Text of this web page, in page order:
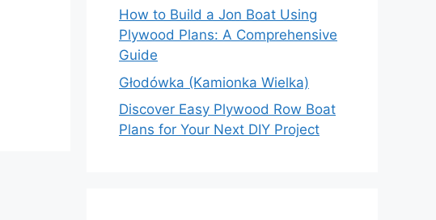
How to Build a Jon Boat Using
Plywood Plans: A Comprehensive
Guide
Głodówka (Kamionka Wielka)
Discover Easy Plywood Row Boat
Plans for Your Next DIY Project